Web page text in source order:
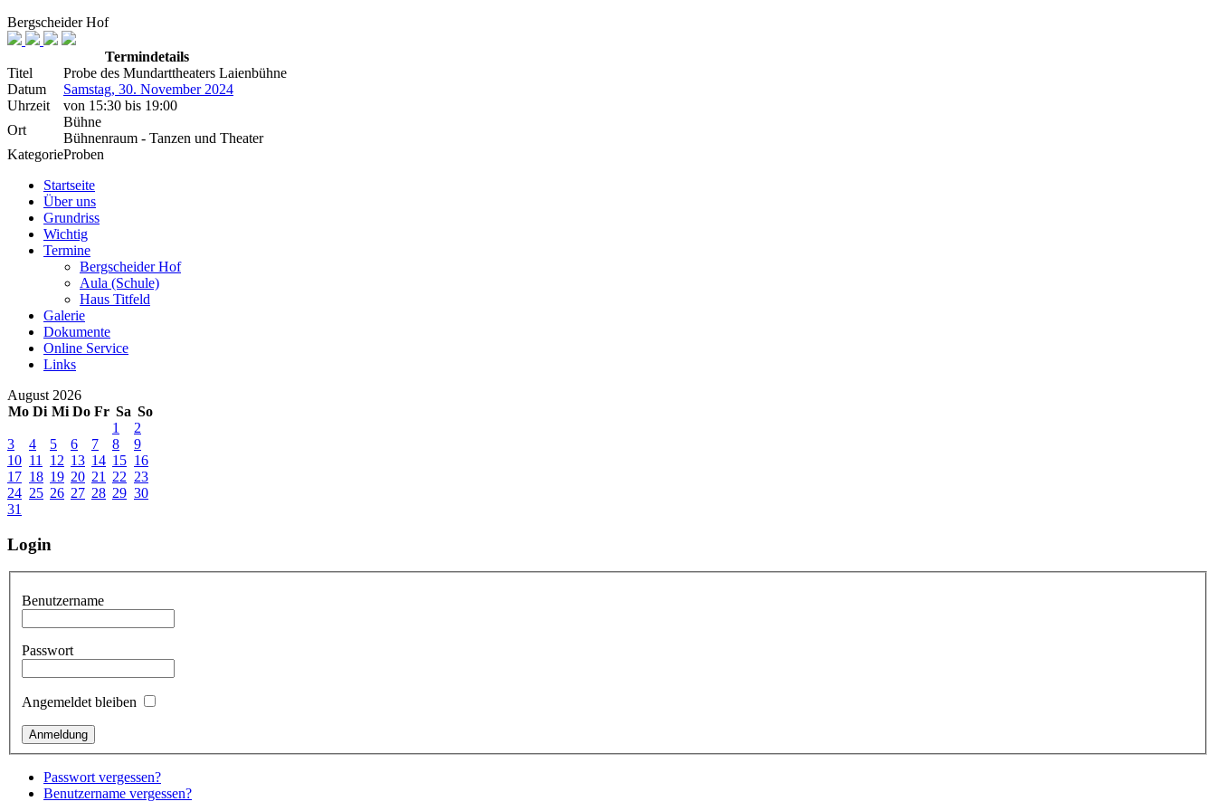
Bergscheider Hof
Termindetails
Titel
Probe des Mundarttheaters Laienbühne
Datum
Samstag, 30. November 2024
Uhrzeit
von 15:30 bis 19:00
Ort
Bühne
Bühnenraum - Tanzen und Theater
KategorieProben
Startseite
Über uns
Grundriss
Wichtig
Termine
Bergscheider Hof
Aula (Schule)
Haus Titfeld
Galerie
Dokumente
Online Service
Links
August 2026
Mo Di Mi Do Fr Sa So
1
2
3
4 5 6 7 8
9
10 11 12 13 14 15 16
17 18 19 20 21 22 23
24 25 26 27 28 29 30
31
Login
Benutzername
Passwort
Angemeldet bleiben
Passwort vergessen?
Benutzername vergessen?